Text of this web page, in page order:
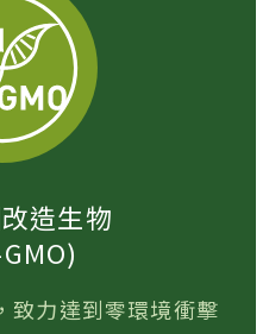
造生物
致力達到零環境衝擊